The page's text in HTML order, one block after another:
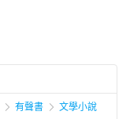
有聲書 文學小說